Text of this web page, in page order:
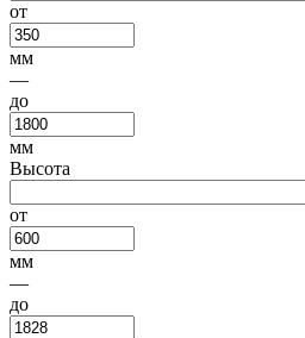
от
мм
—
до
мм
Высота
от
мм
—
до